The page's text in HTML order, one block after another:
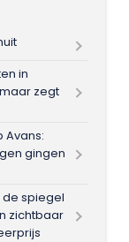
in
zegt
Avans:
gingen
de spiegel
zichtbaar